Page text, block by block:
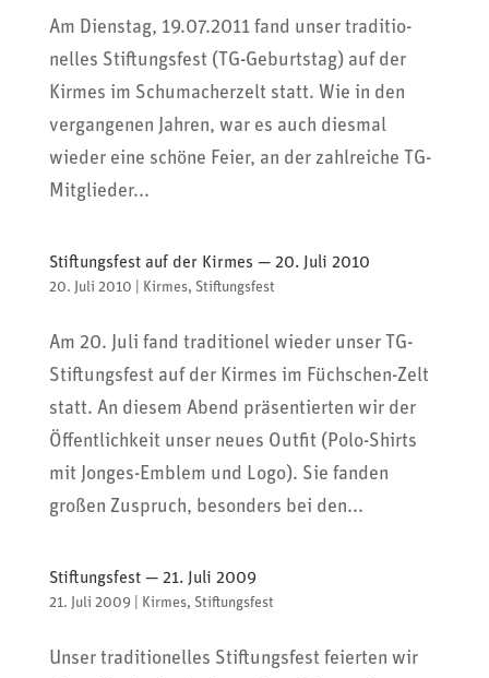
Am Dienstag, 19.07.2011 fand unser tradi­tio­
nelles Stif­tungs­fest (TG-Geburtstag) auf der
Kirmes im Schu­ma­cher­zelt statt. Wie in den
vergan­genen Jahren, war es auch diesmal
wieder eine schöne Feier, an der zahl­reiche TG-
Mitglieder...
Stiftungsfest auf der Kirmes — 20. Juli 2010
20. Juli 2010 Kirmes, Stiftungsfest
Am 20. Juli fand tradi­tionel wieder unser TG-
Stif­tungs­fest auf der Kirmes im Füchs­chen-Zelt
statt. An diesem Abend präsen­tierten wir der
Öffent­lich­keit unser neues Outfit (Polo-Shirts
mit Jonges-Emblem und Logo). Sie fanden
großen Zuspruch, beson­ders bei den...
Stiftungsfest — 21. Juli 2009
21. Juli 2009 Kirmes, Stiftungsfest
Unser tradi­tio­nelles Stif­tungs­fest feierten wir